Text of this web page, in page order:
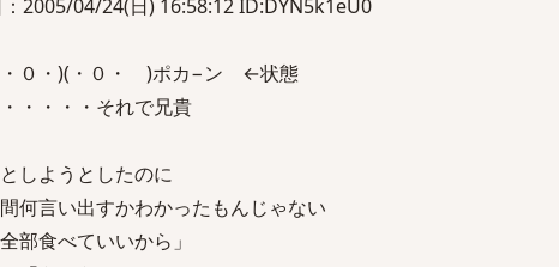
2005/04/24(日) 16:58:12 ID:DYN5k1eU0
・０・)(・０・ )ポカ−ン ←状態
・・・・それで兄貴
しようとしたのに
何言い出すかわかったもんじゃない
部食べていいから」